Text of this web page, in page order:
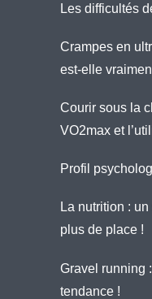
Les difficultés
Crampes en
est-elle
Courir sous la
VO2max et
Profil
La nutrition :
plus de place !
Gravel running
tendance !